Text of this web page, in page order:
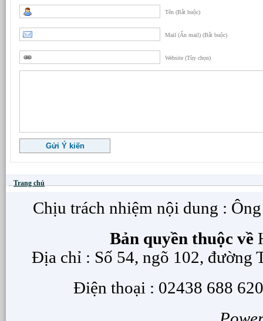
Tên (Bắt buộc)
Mail (Ẩn mail) (Bắt buộc)
Website (Tùy chọn)
Trang chủ
Chịu trách nhiệm nội dung :
Bản quyền thuộc về
Địa chỉ : Số 54, ngõ 102, đường
Điện thoại : 02438 688